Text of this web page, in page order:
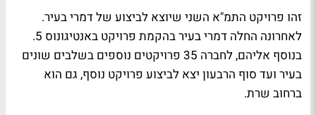
זהו פרויקט התמ"א השני שיוצא לביצוע של דמרי בעיר.
לאחרונה החלה דמרי בעיר בהקמת פרויקט באנטיגונוס 5.
בנוסף אליהם, לחברה 35 פרויקטים נוספים בשלבים שונים
בעיר ועד סוף הרבעון יצא לביצוע פרויקט נוסף, גם הוא
ברחוב שרת.